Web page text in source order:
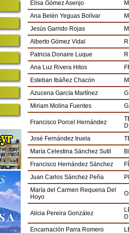
Elisa Gómez Asenjo
Ana Belén Yeguas Bolívar
Jesús Garrido Rojas
Alberto Gómez Vidal
Patricia Donaire Luque
Ana Luz Rivera Hitos
Esteban Ibáñez Chacón
Azucena García Martínez
Miriam Molina Fuentes
Francisco Porcel Hernández
José Fernández Iruela
María Celestina Sánchez Sutil
Francisco Hernández Sánchez
Juan Carlos Sánchez Peña
María del Carmen Requena Del
Hoyo
Alicia Pereira González
Encarnación Parra Romero